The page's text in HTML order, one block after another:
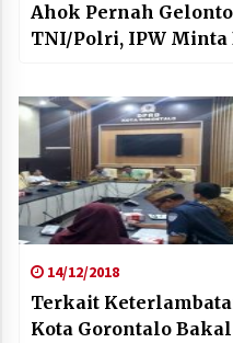
Ahok Pernah
TNI/Polri, IPW
14/12/2018
Terkait
Kota Gorontalo